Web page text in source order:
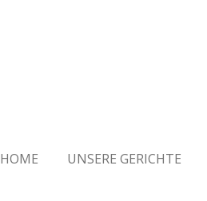
HOME UNSERE GERICHTE